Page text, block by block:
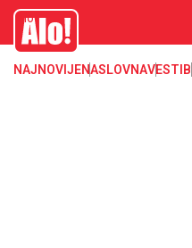
Crna hronika, smrt, ubistvo,
poginuli, zaplena, carina
Alo
NAJNOVIJENASLOVNAVESTI